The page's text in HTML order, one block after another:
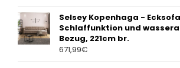
Selsey Kopenhaga -
Schlaffunktion und
Bezug, 221cm br.
671,99€